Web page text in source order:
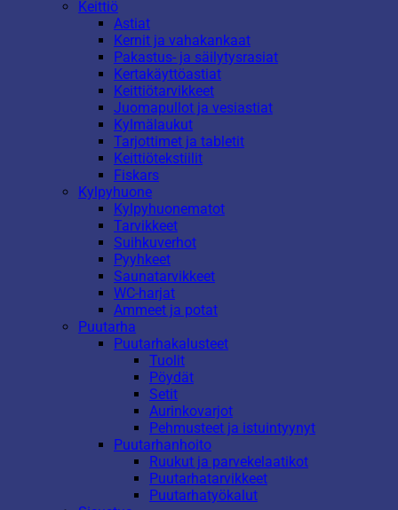
Keittiö
Astiat
Kernit ja vahakankaat
Pakastus- ja säilytysrasiat
Kertakäyttöastiat
Keittiötarvikkeet
Juomapullot ja vesiastiat
Kylmälaukut
Tarjottimet ja tabletit
Keittiötekstiilit
Fiskars
Kylpyhuone
Kylpyhuonematot
Tarvikkeet
Suihkuverhot
Pyyhkeet
Saunatarvikkeet
WC-harjat
Ammeet ja potat
Puutarha
Puutarhakalusteet
Tuolit
Pöydät
Setit
Aurinkovarjot
Pehmusteet ja istuintyynyt
Puutarhanhoito
Ruukut ja parvekelaatikot
Puutarhatarvikkeet
Puutarhatyökalut